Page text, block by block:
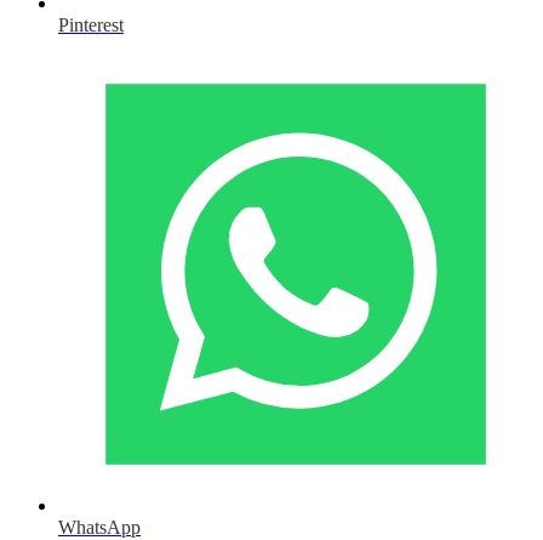
Pinterest
WhatsApp